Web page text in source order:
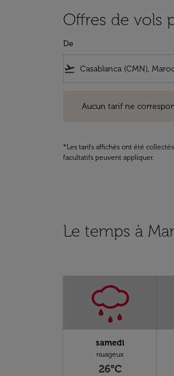
Offres de vols
De
flight_takeoff
Aucun tarif ne
*Les tarifs affichés ont été
facultatifs peuvent appliquer.
Le temps à
samedi
nuageux
26°C